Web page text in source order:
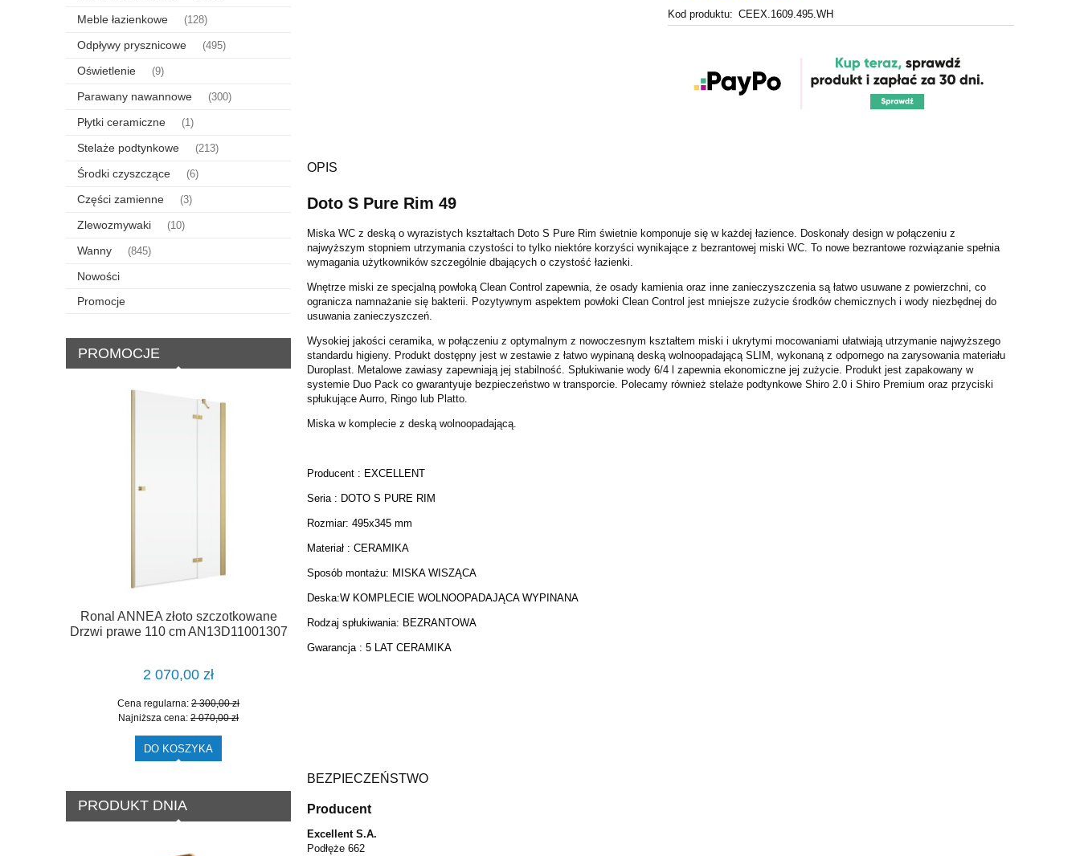
Meble łazienkowe (128)
Odpływy prysznicowe (495)
Oświetlenie (9)
Parawany nawannowe (300)
Płytki ceramiczne (1)
Stelaże podtynkowe (213)
Środki czyszczące (6)
Części zamienne (3)
Zlewozmywaki (10)
Wanny (845)
Nowości
Promocje
PROMOCJE
Ronal ANNEA złoto szczotkowane
Drzwi prawe 110 cm AN13D11001307
2 070,00 zł
Cena regularna: 2 300,00 zł
Najniższa cena: 2 070,00 zł
DO KOSZYKA
Ronal ANNEA złoto szczotkowane
ścianka boczna/walk-in 90 cm
ANTW109001307
PRODUKT DNIA
Kod produktu: CEEX.1609.495.WH
OPIS
Doto S Pure Rim 49
Miska WC z deską o wyrazistych kształtach Doto S Pure Rim świetnie komponuje się w każdej łazience. Doskonały design w połączeniu z
najwyższym stopniem utrzymania czystości to tylko niektóre korzyści wynikające z bezrantowej miski WC. To nowe bezrantowe rozwiązanie spełnia
wymagania użytkowników szczególnie dbających o czystość łazienki.
Wnętrze miski ze specjalną powłoką Clean Control zapewnia, że osady kamienia oraz inne zanieczyszczenia są łatwo usuwane z powierzchni, co
ogranicza namnażanie się bakterii. Pozytywnym aspektem powłoki Clean Control jest mniejsze zużycie środków chemicznych i wody niezbędnej do
usuwania zanieczyszczeń.
Wysokiej jakości ceramika, w połączeniu z optymalnym z nowoczesnym kształtem miski i ukrytymi mocowaniami ułatwiają utrzymanie najwyższego
standardu higieny. Produkt dostępny jest w zestawie z łatwo wypinaną deską wolnoopadającą SLIM, wykonaną z odpornego na zarysowania materiału
Duroplast. Metalowe zawiasy zapewniają jej stabilność. Spłukiwanie wody 6/4 l zapewnia ekonomiczne jej zużycie. Produkt jest zapakowany w
systemie Duo Pack co gwarantyuje bezpieczeństwo w transporcie. Polecamy również stelaże podtynkowe Shiro 2.0 i Shiro Premium oraz przyciski
spłukujące Aurro, Ringo lub Platto.
Miska w komplecie z deską wolnoopadającą.
Producent : EXCELLENT
Seria : DOTO S PURE RIM
Rozmiar: 495x345 mm
Materiał : CERAMIKA
Sposób montażu: MISKA WISZĄCA
Deska:W KOMPLECIE WOLNOOPADAJĄCA WYPINANA
Rodzaj spłukiwania: BEZRANTOWA
Gwarancja : 5 LAT CERAMIKA
BEZPIECZEŃSTWO
Producent
Excellent S.A.
Podłęże 662